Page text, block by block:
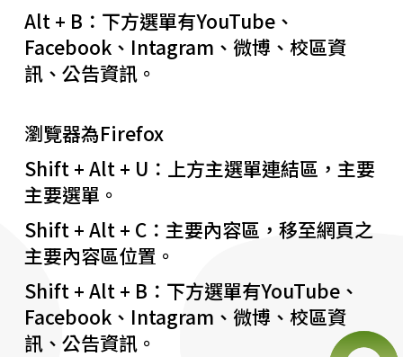
Alt + B：下方選單有YouTube、
Facebook、Intagram、微博、校區資
訊、公告資訊。
瀏覽器為Firefox
Shift + Alt + U：上方主選單連結區，主要
主要選單。
Shift + Alt + C：主要內容區，移至網頁之
主要內容區位置。
Shift + Alt + B：下方選單有YouTube、
Facebook、Intagram、微博、校區資
訊、公告資訊。